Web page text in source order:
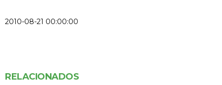
2010-08-21 00:00:00
RELACIONADOS